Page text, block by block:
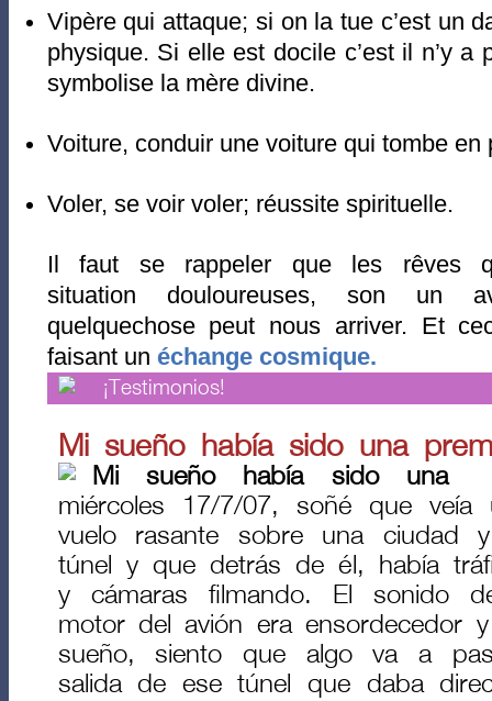
Vipère qui attaque; si on la tue c’est un
physique. Si elle est docile c’est il n’y a
symbolise la mère divine.
Voiture, conduir une voiture qui tombe en
Voler, se voir voler; réussite spirituelle.
Il faut se rappeler que les rêves
situation douloureuses, son un
quelquechose peut nous arriver. Et
faisant un échange cosmique.
¡Testimonios!
Mi sueño había sido una
Mi sueño había sido una
miércoles 17/7/07, soñé que
vuelo rasante sobre una ciudad
túnel y que detrás de él, había
y cámaras filmando. El sonido
motor del avión era ensordecedor
sueño, siento que algo va a
salida de ese túnel que daba